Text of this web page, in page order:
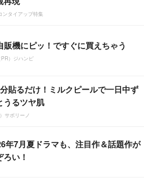
ンタイアップ特集
販機にピッ！ですぐに買えちゃう
PR）ジハンピ
貼るだけ！ミルクピールで一日中ず
うるツヤ肌
）サボリーノ
年7月夏ドラマも、注目作＆話題作が
ろい！